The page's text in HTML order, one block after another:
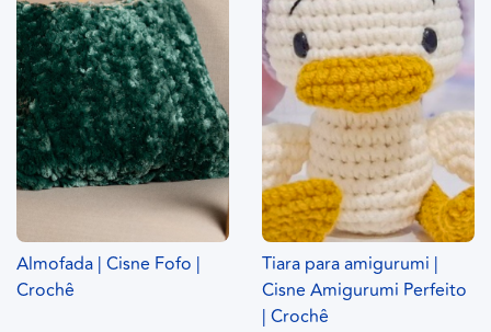
Almofada | Cisne Fofo |
Crochê
Tiara para amigurumi |
Cisne Amigurumi Perfeito
| Crochê